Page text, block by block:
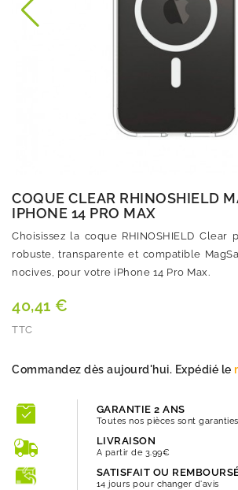
COQUE CLEAR RHINOSHIELD
IPHONE 14 PRO MAX
Choisissez la coque RHINOSHIELD Clear
robuste, transparente et compatible
nocives, pour votre iPhone 14 Pro Max.
40,41 €
TTC
Commandez dès aujourd'hui. Expédié le
GARANTIE 2 ANS
Toutes nos pièces sont
LIVRAISON
A partir de 3.99€
SATISFAIT OU
14 jours pour changer d'avis